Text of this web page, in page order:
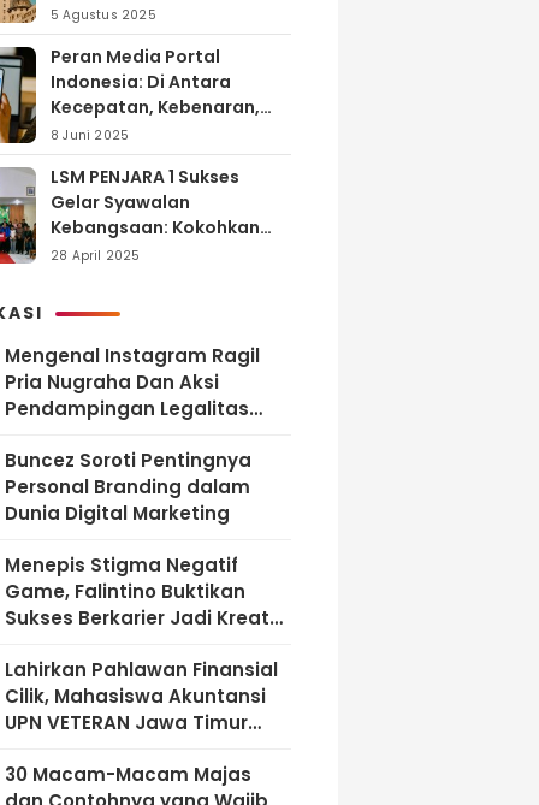
5 Agustus 2025
Peran Media Portal
Indonesia: Di Antara
Kecepatan, Kebenaran,
dan Tanggung Jawab
8 Juni 2025
LSM PENJARA 1 Sukses
Gelar Syawalan
Kebangsaan: Kokohkan
Tekad Melawan Korupsi
28 April 2025
Mengenal Instagram Ragil
Pria Nugraha Dan Aksi
Pendampingan Legalitas
‎Buncez Soroti Pentingnya
Personal Branding dalam
Dunia Digital Marketing
Menepis Stigma Negatif
Game, Falintino Buktikan
Sukses Berkarier Jadi Kreator
Lahirkan Pahlawan Finansial
Cilik, Mahasiswa Akuntansi
UPN VETERAN Jawa Timur
Dengan Literasi Keuangan
30 Macam-Macam Majas